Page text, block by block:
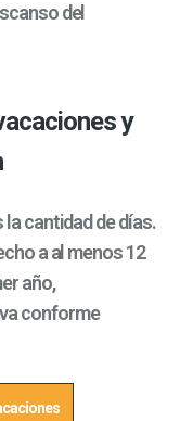
del
y
cantidad de días.
a al menos 12
año,
conforme